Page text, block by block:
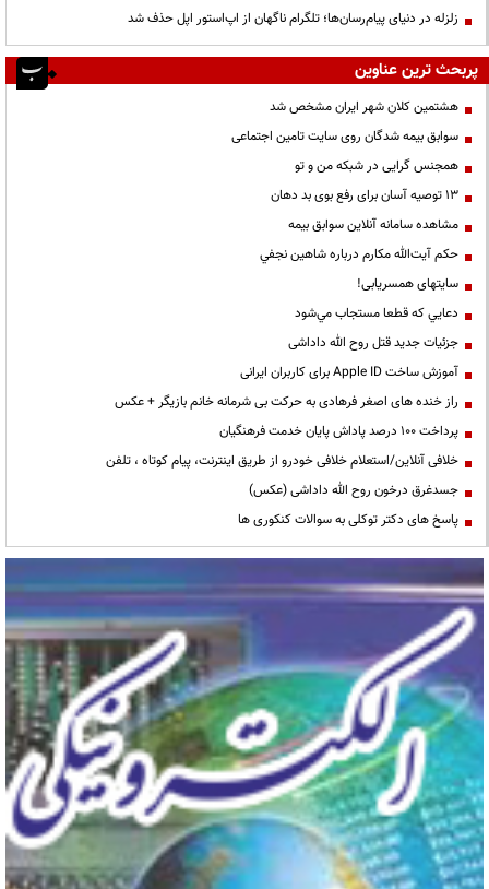
زلزله در دنیای پیام‌رسان‌ها؛ تلگرام ناگهان از اپ‌استور اپل حذف شد
پربحث ترین عناوین
هشتمین کلان شهر ایران مشخص شد
سوابق بیمه شدگان روی سایت تامین اجتماعی
همجنس گرایی در شبکه من و تو
13 توصیه آسان برای رفع بوی بد دهان
مشاهده سامانه آنلاين سوابق بیمه
حكم آيت‌الله مكارم درباره شاهين نجفي
سایتهای همسریابی!
دعايي كه قطعا مستجاب مي‌شود
جزئیات جدید قتل روح الله داداشی
آموزش ساخت Apple ID برای کاربران ایرانی
راز خنده های اصغر فرهادی به حرکت بی شرمانه خانم بازیگر + عکس
پرداخت ۱۰۰ درصد پاداش پایان خدمت فرهنگیان
خلافی آنلاین/استعلام خلافی خودرو از طریق اینترنت، پیام کوتاه ، تلفن
جسدغرق درخون روح الله داداشی (عکس)
پاسخ های دکتر توکلی به سوالات کنکوری ها